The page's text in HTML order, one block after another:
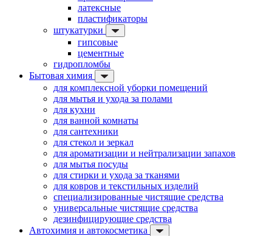
латексные
пластификаторы
штукатурки
гипсовые
цементные
гидропломбы
Бытовая химия
для комплексной уборки помещений
для мытья и ухода за полами
для кухни
для ванной комнаты
для сантехники
для стекол и зеркал
для ароматизации и нейтрализации запахов
для мытья посуды
для стирки и ухода за тканями
для ковров и текстильных изделий
специализированные чистящие средства
универсальные чистящие средства
дезинфицирующие средства
Автохимия и автокосметика